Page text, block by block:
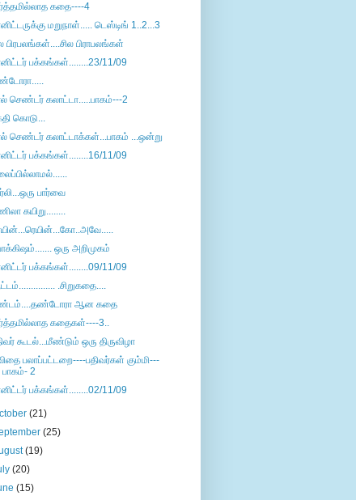
கதை----4
மறுநாள்..... டெஸ்டிங் 1..2...3
பிரபலங்கள்....சில பிராபலங்கள்
பக்கங்கள்........23/11/09
செண்டர் கலாட்டா.....பாகம்---2
கொடு...
செண்டர் கலாட்டாக்கள்...பாகம் ...ஒன்று
பக்கங்கள்........16/11/09
பார்வை
கயிறு........
ஒரு அறிமுகம்
பக்கங்கள்........09/11/09
.சிறுகதை....
ஆன கதை
கதைகள்----3..
கூடல்...மீண்டும் ஒரு திருவிழா
பலாப்பட்டறை----பதிவர்கள் கும்மி---
பாகம்- 2
பக்கங்கள்........02/11/09
(21)
(25)
(19)
(20)
(15)